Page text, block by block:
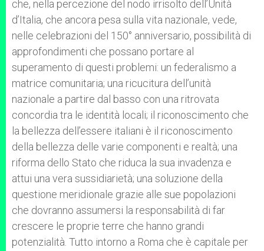
che, nella percezione del nodo irrisolto dell’Unità
d’Italia, che ancora pesa sulla vita nazionale, vede,
nelle celebrazioni del 150° anniversario, possibilità di
approfondimenti che possano portare al
superamento di questi problemi: un federalismo a
matrice comunitaria; una ricucitura dell’unità
nazionale a partire dal basso con una ritrovata
concordia tra le identità locali; il riconoscimento che
la bellezza dell’essere italiani è il riconoscimento
della bellezza delle varie componenti e realtà; una
riforma dello Stato che riduca la sua invadenza e
attui una vera sussidiarietà; una soluzione della
questione meridionale grazie alle sue popolazioni
che dovranno assumersi la responsabilità di far
crescere le proprie terre che hanno grandi
potenzialità. Tutto intorno a Roma che è capitale per